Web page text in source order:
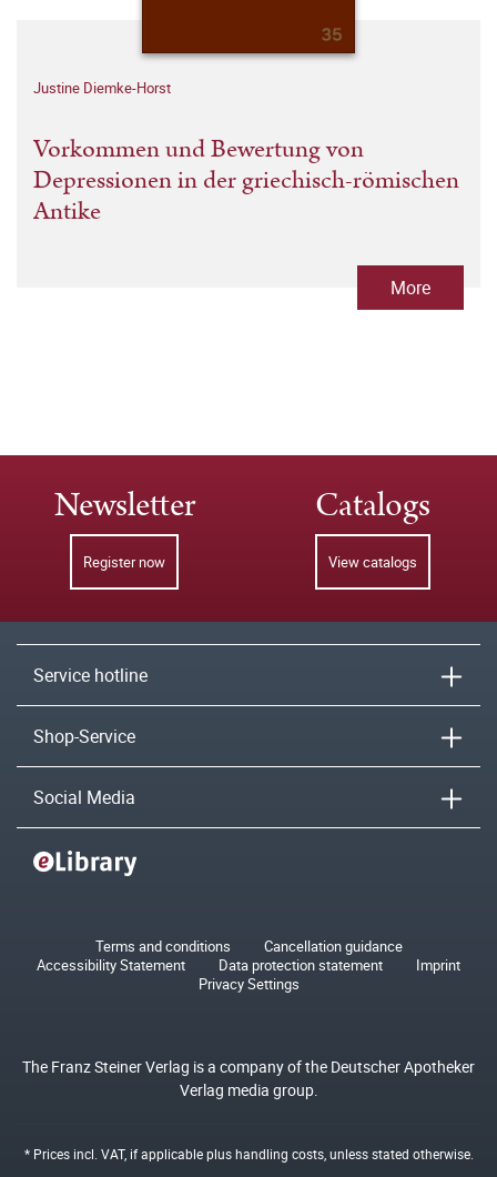
Justine Diemke-Horst
Vorkommen und Bewertung von
Depressionen in der griechisch-römischen
Antike
More
Newsletter
Register now
Catalogs
View catalogs
Service hotline
Shop-Service
Social Media
Terms and conditions
Cancellation guidance
Accessibility Statement
Data protection statement
Imprint
Privacy Settings
The Franz Steiner Verlag is a company of the Deutscher Apotheker
Verlag media group.
* Prices incl. VAT, if applicable plushandling costs, unless stated otherwise.